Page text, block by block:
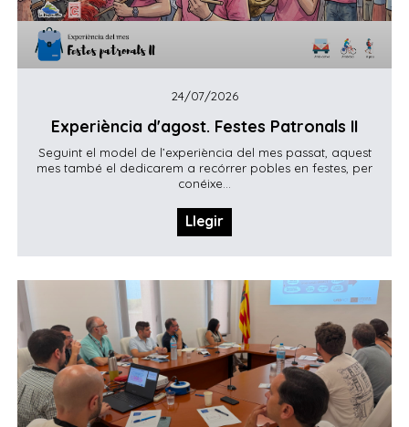
24/07/2026
Experiència d'agost. Festes Patronals II
Seguint el model de l’experiència del mes passat, aquest
mes també el dedicarem a recórrer pobles en festes, per
conéixe...
Llegir